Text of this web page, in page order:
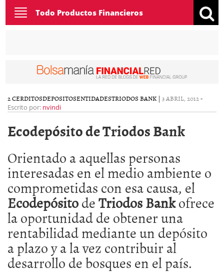
Toggle
navigation
Todo Productos Financieros
2 CERDITOSDEPOSITOSENTIDADESTRIODOS BANK | 3 ABRIL, 2012-
Escrito por: nvindi
Ecodepósito de Triodos Bank
Orientado a aquellas personas
interesadas en el medio ambiente o
comprometidas con esa causa, el
EcodepósitodeTriodos Bankofrece
la oportunidad de obtener una
rentabilidad mediante un depósito
a plazo y a la vez contribuir al
desarrollo de bosques en el país.